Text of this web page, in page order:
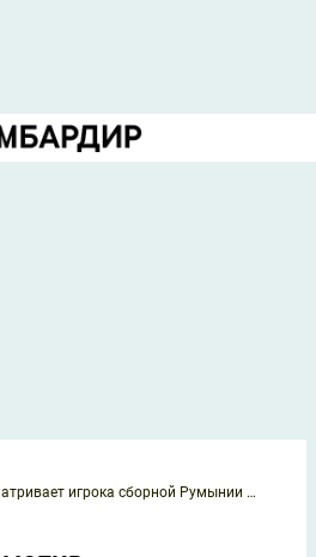
Sport24: «Локомотив» рассматривает игрока сборной Румынии Мана как замену Алексею Миранчуку